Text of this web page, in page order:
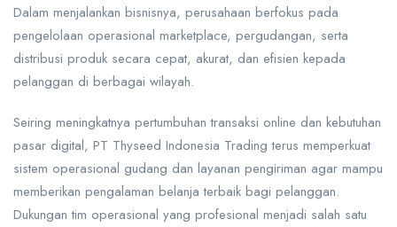
Dalam menjalankan bisnisnya, perusahaan berfokus pada
pengelolaan operasional marketplace, pergudangan, serta
distribusi produk secara cepat, akurat, dan efisien kepada
pelanggan di berbagai wilayah.
Seiring meningkatnya pertumbuhan transaksi online dan kebutuhan
pasar digital, PT Thyseed Indonesia Trading terus memperkuat
sistem operasional gudang dan layanan pengiriman agar mampu
memberikan pengalaman belanja terbaik bagi pelanggan.
Dukungan tim operasional yang profesional menjadi salah satu